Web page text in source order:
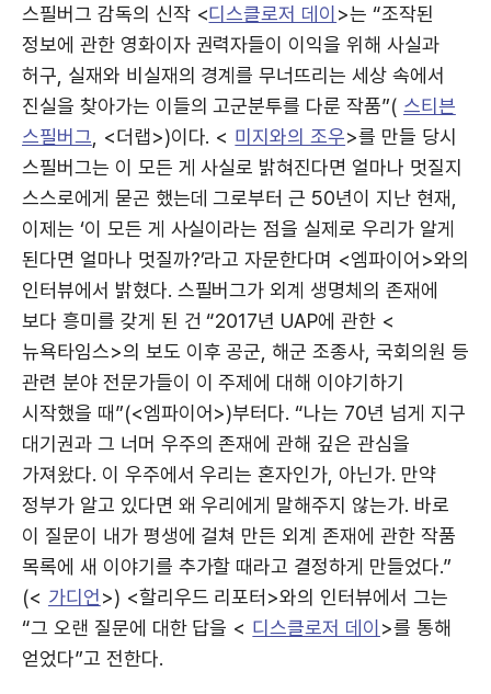
스필버그 감독의 신작 <디스클로저 데이>는 “조작된
정보에 관한 영화이자 권력자들이 이익을 위해 사실과
허구, 실재와 비실재의 경계를 무너뜨리는 세상 속에서
진실을 찾아가는 이들의 고군분투를 다룬 작품”( 스티븐
스필버그 , <더랩>)이다. < 미지와의 조우>를 만들 당시
스필버그는 이 모든 게 사실로 밝혀진다면 얼마나 멋질지
스스로에게 묻곤 했는데 그로부터 근 50년이 지난 현재,
이제는 ‘이 모든 게 사실이라는 점을 실제로 우리가 알게
된다면 얼마나 멋질까?’라고 자문한다며 <엠파이어>와의
인터뷰에서 밝혔다. 스필버그가 외계 생명체의 존재에
보다 흥미를 갖게 된 건 “2017년 UAP에 관한 <
뉴욕타임스>의 보도 이후 공군, 해군 조종사, 국회의원 등
관련 분야 전문가들이 이 주제에 대해 이야기하기
시작했을 때”(<엠파이어>)부터다. “나는 70년 넘게 지구
대기권과 그 너머 우주의 존재에 관해 깊은 관심을
가져왔다. 이 우주에서 우리는 혼자인가, 아닌가. 만약
정부가 알고 있다면 왜 우리에게 말해주지 않는가. 바로
이 질문이 내가 평생에 걸쳐 만든 외계 존재에 관한 작품
목록에 새 이야기를 추가할 때라고 결정하게 만들었다.”
(< 가디언>) <할리우드 리포터>와의 인터뷰에서 그는
“그 오랜 질문에 대한 답을 < 디스클로저 데이>를 통해
얻었다”고 전한다.